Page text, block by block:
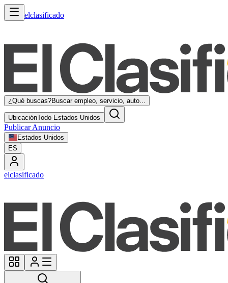
elclasificado
¿Qué buscas?Buscar empleo, servicio, auto...
UbicaciónTodo Estados Unidos
Publicar Anuncio
Estados Unidos
ES
elclasificado